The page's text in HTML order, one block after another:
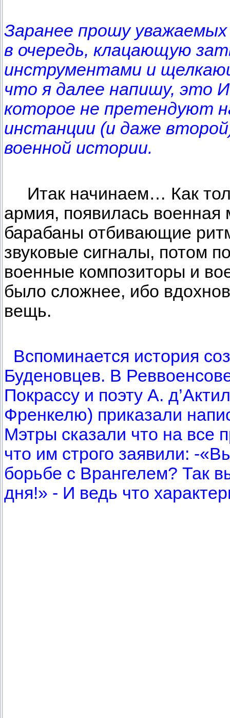
Заранее прошу
в очередь, клацающую
инструментами и
что я далее напишу, это
которое не претендуют
инстанции (и даже
военной истории.
Итак начинаем… Как
армия, появилась
барабаны отбивающие
звуковые сигналы, потом
военные композиторы и
было сложнее, ибо
вещь.
Вспоминается история
Буденовцев. В
Покрассу и поэту А.
Френкелю) приказали
Мэтры сказали что на все
что им строго заявили: -
борьбе с Врангелем? Так
дня!» - И ведь что